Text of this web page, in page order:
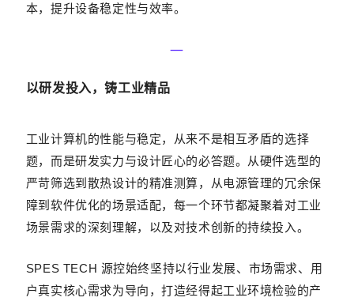
本，提升设备稳定性与效率。
—‍
以研发投入，铸工业精品
工业计算机的性能与稳定，从来不是相互矛盾的选择
题，而是研发实力与设计匠心的必答题。从硬件选型的
严苛筛选到散热设计的精准测算，从电源管理的冗余保
障到软件优化的场景适配，每一个环节都凝聚着对工业
场景需求的深刻理解，以及对技术创新的持续投入。
SPES TECH 源控始终坚持以行业发展、市场需求、用
户真实核心需求为导向，打造经得起工业环境检验的产